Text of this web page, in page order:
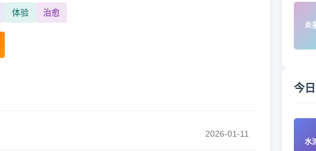
体验 治愈
2026-01-11
今
水
炎